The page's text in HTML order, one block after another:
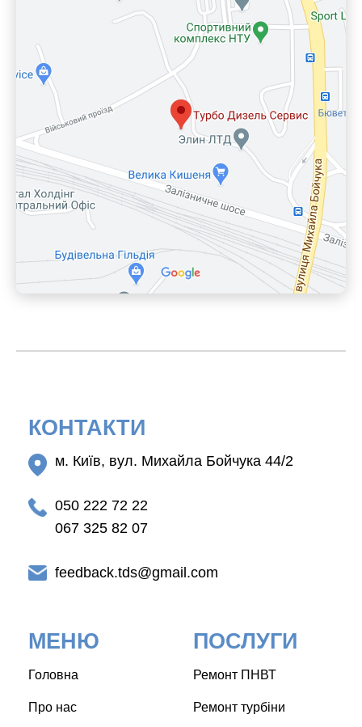
МЕНЮ
Головна
Про нас
КОНТАКТИ
м. Київ, вул. Михайла Бойчука 44/2
050 222 72 22
067 325 82 07
feedback.tds@gmail.com
ПОСЛУГИ
Ремонт ПНВТ
Ремонт турбіни